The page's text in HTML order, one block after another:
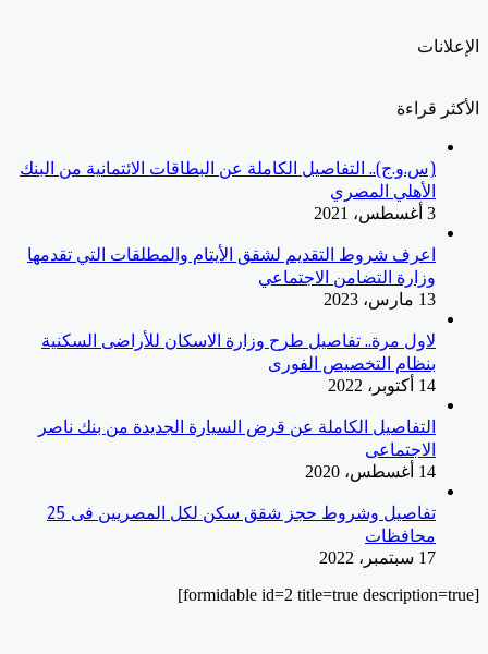
الإعلانات
الأكثر قراءة
(س.و.ج).. التفاصيل الكاملة عن البطاقات الائتمانية من البنك
الأهلي المصري
3 أغسطس، 2021
اعرف شروط التقديم لشقق الأيتام والمطلقات التي تقدمها
وزارة التضامن الاجتماعي
13 مارس، 2023
لاول مرة.. تفاصيل طرح وزارة الاسكان للأراضى السكنية
بنظام التخصيص الفورى
14 أكتوبر، 2022
التفاصيل الكاملة عن قرض السيارة الجديدة من بنك ناصر
الاجتماعى
14 أغسطس، 2020
تفاصيل وشروط حجز شقق سكن لكل المصريين فى 25
محافظات
17 سبتمبر، 2022
[formidable id=2 title=true description=true]